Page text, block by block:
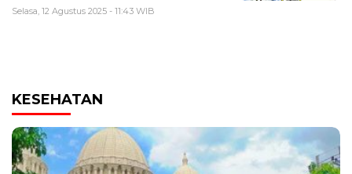
Selasa, 12 Agustus 2025 - 11:43 WIB
KESEHATAN